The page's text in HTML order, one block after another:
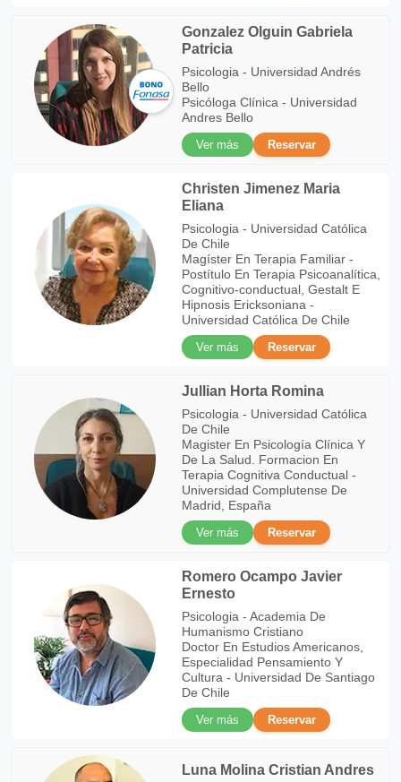
Gonzalez Olguin Gabriela
Patricia
Psicologia - Universidad Andrés
Bello
Psicóloga Clínica - Universidad
Andres Bello
Ver más
Reservar
Christen Jimenez Maria
Eliana
Psicologia - Universidad Católica
De Chile
Magíster En Terapia Familiar -
Postítulo En Terapia Psicoanalítica,
Cognitivo-conductual, Gestalt E
Hipnosis Ericksoniana -
Universidad Católica De Chile
Ver más
Reservar
Jullian Horta Romina
Psicologia - Universidad Católica
De Chile
Magister En Psicología Clínica Y
De La Salud. Formacion En
Terapia Cognitiva Conductual -
Universidad Complutense De
Madrid, España
Ver más
Reservar
Romero Ocampo Javier
Ernesto
Psicologia - Academia De
Humanismo Cristiano
Doctor En Estudios Americanos,
Especialidad Pensamiento Y
Cultura - Universidad De Santiago
De Chile
Ver más
Reservar
Luna Molina Cristian Andres